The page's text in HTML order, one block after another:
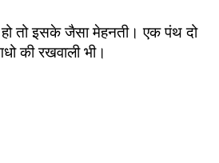
तो इसके जैसा मेहनती। एक पंथ दो
की रखवाली भी।